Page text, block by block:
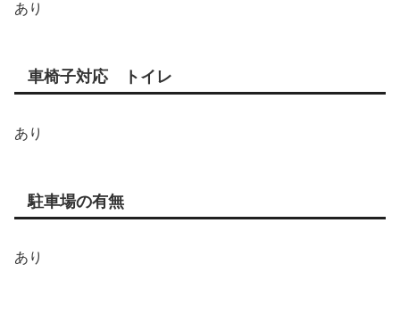
あり
車椅子対応 トイレ
あり
駐車場の有無
あり